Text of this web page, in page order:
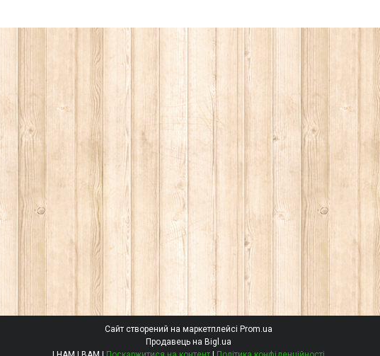
Сайт створений на маркетплейсі Prom.ua
Продавець на Bigl.ua